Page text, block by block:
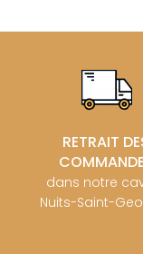
RETRAIT
dans notre
Nuits-Saint-